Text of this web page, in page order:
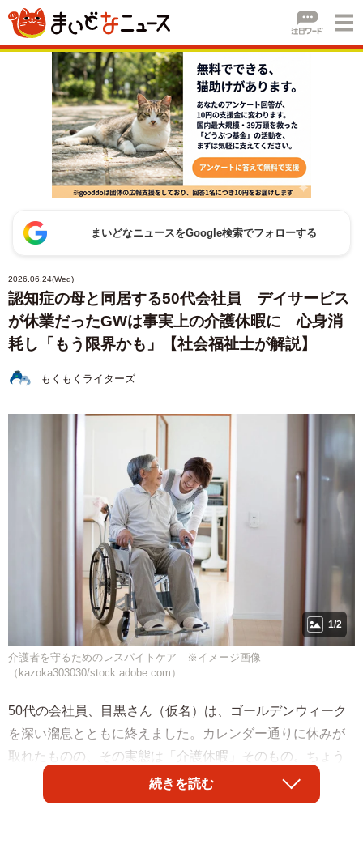
まいどなニュースをGoogle検索でフォローする
2026.06.24(Wed)
認知症の母と同居する50代会社員 デイサービス
が休業だったGWは事実上の介護休暇に 心身消
耗し「もう限界かも」【社会福祉士が解説】
もくもくライターズ
1/2
介護者を守るためのレスパイトケア ※イメージ画像
（kazoka303030/stock.adobe.com）
50代の会社員、目黒さん（仮名）は、ゴールデンウィーク
を深い溜息とともに終えました。カレンダー通りに休みが
取れたものの、その実態は「介護休暇」そのもの。ちょう
ど利用していたデイサービスが休業となり、自宅で介護を
している認知症の母親の食事や入浴のサポート、そして徘
続きを読む